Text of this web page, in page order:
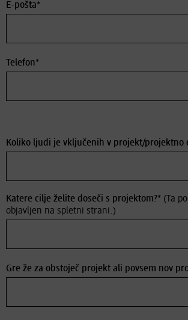
E-pošta*
Telefon*
Koliko ljudi je vključenih v projekt/projektno
Katere cilje želite doseči s projektom?* (Ta
objavljen na spletni strani.)
Gre že za obstoječ projekt ali povsem nov